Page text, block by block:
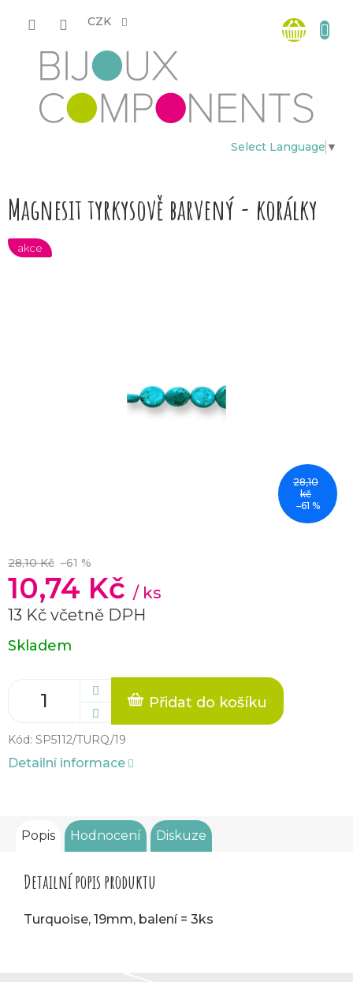
CZK
Select Language ▼
košík
Magnesit tyrkysově barvený - korálky
akce
28,10
kč
–61 %
28,10 Kč –61 %
10,74 Kč / ks
13 Kč včetně DPH
Měrná
cena:
Skladem
Přidat do košíku
Kód: SP5112/TURQ/19
Detailní informace
Popis Hodnocení Diskuze
Detailní popis produktu
Turquoise, 19mm, balení = 3ks